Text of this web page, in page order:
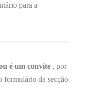
para a
é um convite , por
formulário da secção